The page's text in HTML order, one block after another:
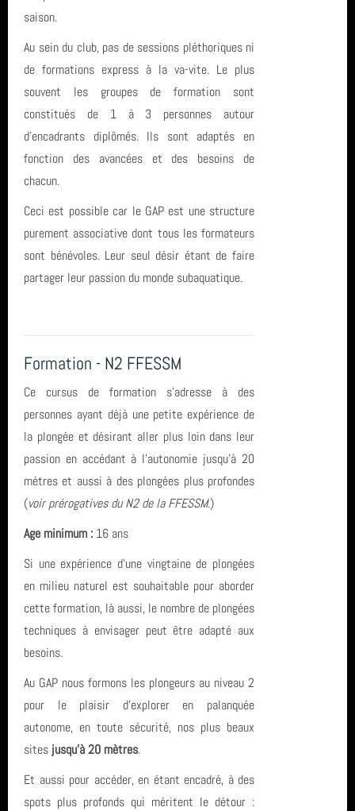
Banc de Guérande
biologie
Ploumanach Cotes dArmor
PluXml
année 2010 (6)
année 2008 (2)
année 2007 (3)
année 2006 (1)
total (111)
saison.
Au sein du club, pas de sessions pléthoriques ni
de formations express à la va-vite. Le plus
souvent les groupes de formation sont
constitués de 1 à 3 personnes autour
d’encadrants diplômés. Ils sont adaptés en
fonction des avancées et des besoins de
chacun.
Ceci est possible car le GAP est une structure
purement associative dont tous les formateurs
sont bénévoles. Leur seul désir étant de faire
partager leur passion du monde subaquatique.
Formation - N2 FFESSM
Ce cursus de formation s’adresse à des
personnes ayant déjà une petite expérience de
la plongée et désirant aller plus loin dans leur
passion en accédant à l’autonomie jusqu’à 20
mètres et aussi à des plongées plus profondes
(voir prérogatives du N2 de la FFESSM.)
Age minimum : 16 ans
Si une expérience d’une vingtaine de plongées
en milieu naturel est souhaitable pour aborder
cette formation, là aussi, le nombre de plongées
techniques à envisager peut être adapté aux
besoins.
Au GAP nous formons les plongeurs au niveau 2
pour le plaisir d’explorer en palanquée
autonome, en toute sécurité, nos plus beaux
sites jusqu’à 20 mètres.
Et aussi pour accéder, en étant encadré, à des
spots plus profonds qui méritent le détour :